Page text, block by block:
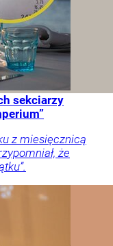
sekciarzy
z miesięcznicą
że